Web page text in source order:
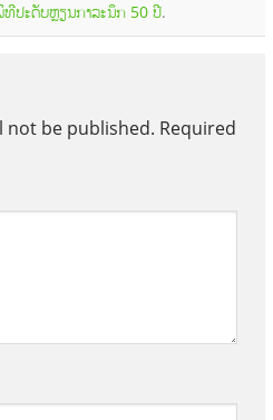
ທີປະດັບຫຼຽນກາລະນຶກ 50 ປີ.
not be published. Required